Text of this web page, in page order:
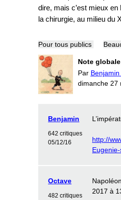
dire, mais c’est mieux en
la chirurgie, au milieu du
Pour tous publics
Note
Par Benjamin
dimanche 27
Benjamin
642 critiques
05/12/16
http://
Octave
482 critiques
2017 à